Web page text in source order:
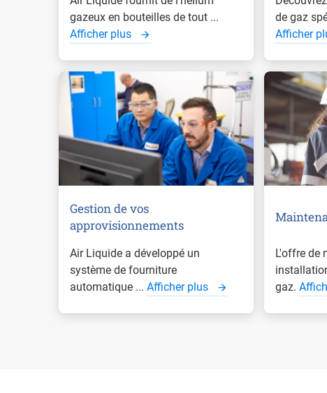
gazeux en bouteilles de tout ...
Afficher plus
de gaz
Afficher
Gestion de vos
approvisionnements
Air Liquide a développé un
système de fourniture
automatique ... Afficher plus
L'offre de
gaz.